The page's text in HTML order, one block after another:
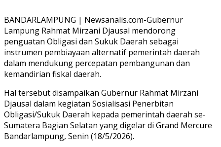
BANDARLAMPUNG | Newsanalis.com-Gubernur
Lampung Rahmat Mirzani Djausal mendorong
penguatan Obligasi dan Sukuk Daerah sebagai
instrumen pembiayaan alternatif pemerintah daerah
dalam mendukung percepatan pembangunan dan
kemandirian fiskal daerah.
Hal tersebut disampaikan Gubernur Rahmat Mirzani
Djausal dalam kegiatan Sosialisasi Penerbitan
Obligasi/Sukuk Daerah kepada pemerintah daerah se-
Sumatera Bagian Selatan yang digelar di Grand Mercure
Bandarlampung, Senin (18/5/2026).